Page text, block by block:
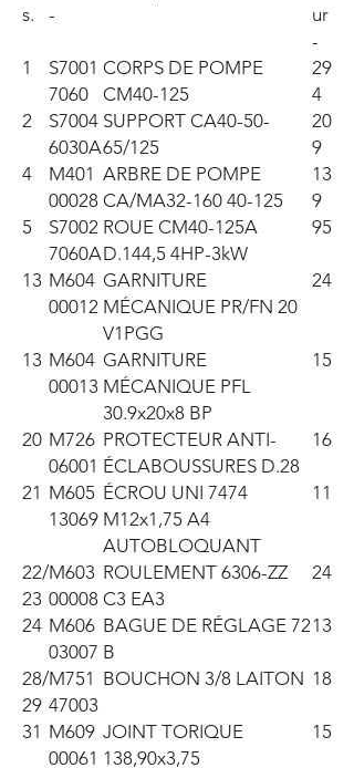
s.
-
ur
-
1
S7001
7060
CORPS DE POMPE
CM40-125
29
4
2
S7004
6030A
SUPPORT CA40-50-
65/125
20
9
4
M401
00028
ARBRE DE POMPE
CA/MA32-160 40-125
13
9
5
S7002
7060A
ROUE CM40-125A
D.144,5 4HP-3kW
95
13 M604
00012
GARNITURE
MÉCANIQUE PR/FN 20
V1PGG
24
13 M604
00013
GARNITURE
MÉCANIQUE PFL
30.9x20x8 BP
15
20 M726
06001
PROTECTEUR ANTI-
ÉCLABOUSSURES D.28
16
21 M605
13069
ÉCROU UNI 7474
M12x1,75 A4
AUTOBLOQUANT
11
22/
23
M603
00008
ROULEMENT 6306-ZZ
C3 EA3
24
24 M606
03007
BAGUE DE RÉGLAGE 72
B
13
28/
29
M751
47003
BOUCHON 3/8 LAITON 18
31 M609
00061
JOINT TORIQUE
138,90x3,75
15